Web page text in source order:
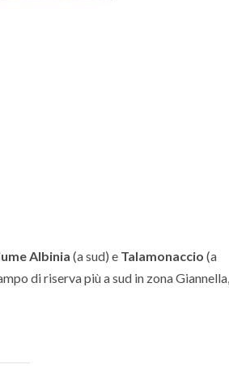
Albinia (a sud) e Talamonaccio (a
di riserva più a sud in zona Giannella,